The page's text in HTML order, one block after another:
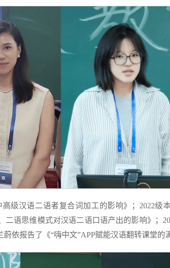
级汉语二语者复合词加工的影响》；2022级
语思维模式对汉语二语口语产出的影响》；
依报告了《“嗨中文”APP赋能汉语翻转课堂的